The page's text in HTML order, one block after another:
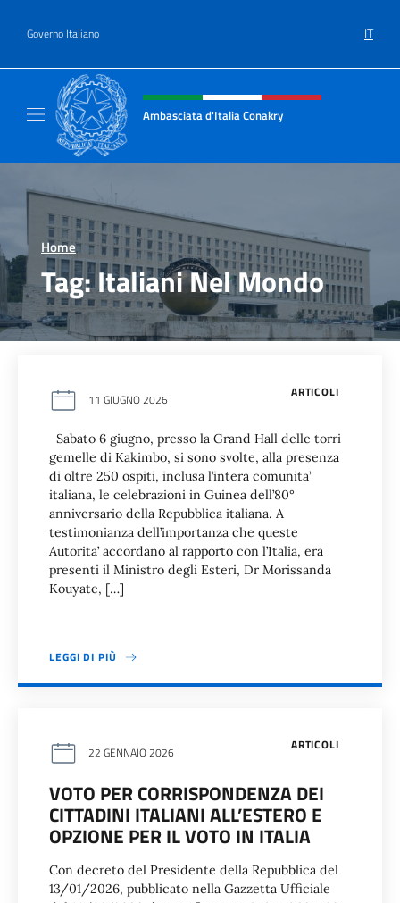
Governo Italiano IT
Intestazione sito, social e menù
Ambasciata d'Italia Conakry
Home >
Tag:Italiani Nel Mondo
ARTICOLI
11 GIUGNO 2026
Sabato 6 giugno, presso la Grand Hall delle torri
gemelle di Kakimbo, si sono svolte, alla presenza
di oltre 250 ospiti, inclusa l’intera comunita’
italiana, le celebrazioni in Guinea dell’80°
anniversario della Repubblica italiana. A
testimonianza dell’importanza che queste
Autorita’ accordano al rapporto con l’Italia, era
presenti il Ministro degli Esteri, Dr Morissanda
Kouyate, […]
LEGGI DI PIÙ
ARTICOLI
22 GENNAIO 2026
VOTO PER CORRISPONDENZA DEI
CITTADINI ITALIANI ALL’ESTERO E
OPZIONE PER IL VOTO IN ITALIA
Con decreto del Presidente della Repubblica del
13/01/2026, pubblicato nella Gazzetta Ufficiale